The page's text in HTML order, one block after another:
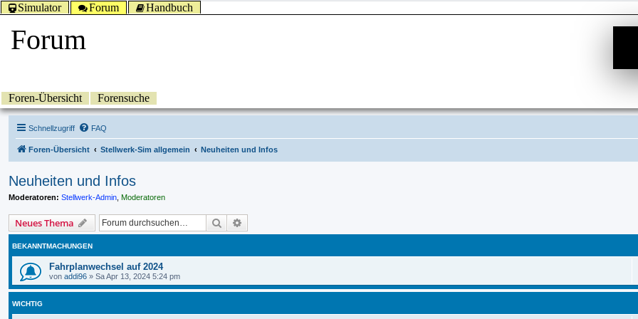
Simulator Forum Handbuch
Forum
Foren-Übersicht Forensuche
Schnellzugriff FAQ
Foren-Übersicht Stellwerk-Sim allgemein Neuheiten und Infos
Neuheiten und Infos
Moderatoren: Stellwerk-Admin Moderatoren
Neues Thema Suche
BEKANNTMACHUNGEN
Fahrplanwechsel auf 2024
von addi96 » Sa Apr 13, 2024 5:24 pm
WICHTIG